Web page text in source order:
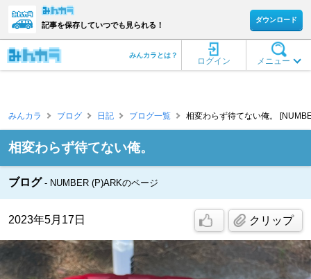
記事を保存していつでも見られる！
ダウンロード
メニュー
ログイン
みんカラとは？
みんカラ ブログ 日記 ブログ一覧 相変わらず待てない俺。
相変わらず待てない俺。
ブログ NUMBER (P)ARKのページ
2023年5月17日 クリップ